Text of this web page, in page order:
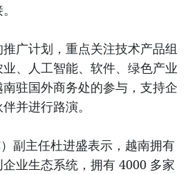
广计划，重点关注技术产品组
业、人工智能、软件、绿色产业
驻国外商务处的参与，支持企
并进行路演。
副主任杜进盛表示，越南拥有
业生态系统，拥有 4000 多家